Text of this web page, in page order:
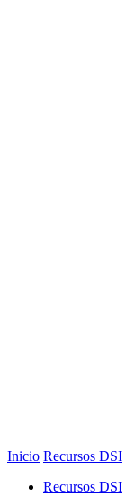
Inicio Recursos DSI
Recursos DSI